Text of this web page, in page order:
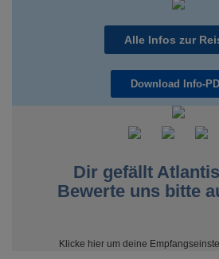
Alle Infos zur
Download Info-
Dir gefällt
Bewerte uns bitte
Klicke hierum deine